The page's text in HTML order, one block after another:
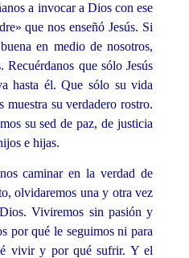
a invocar a Dios con ese
que nos enseñó Jesús. Si
en medio de nosotros,
que sólo Jesús
hasta él. Que sólo su vida
muestra su verdadero rostro.
su sed de paz, de justicia
e hijas.
caminar en la verdad de
olvidaremos una y otra vez
Viviremos sin pasión y
por qué le seguimos ni para
vivir y por qué sufrir. Y el